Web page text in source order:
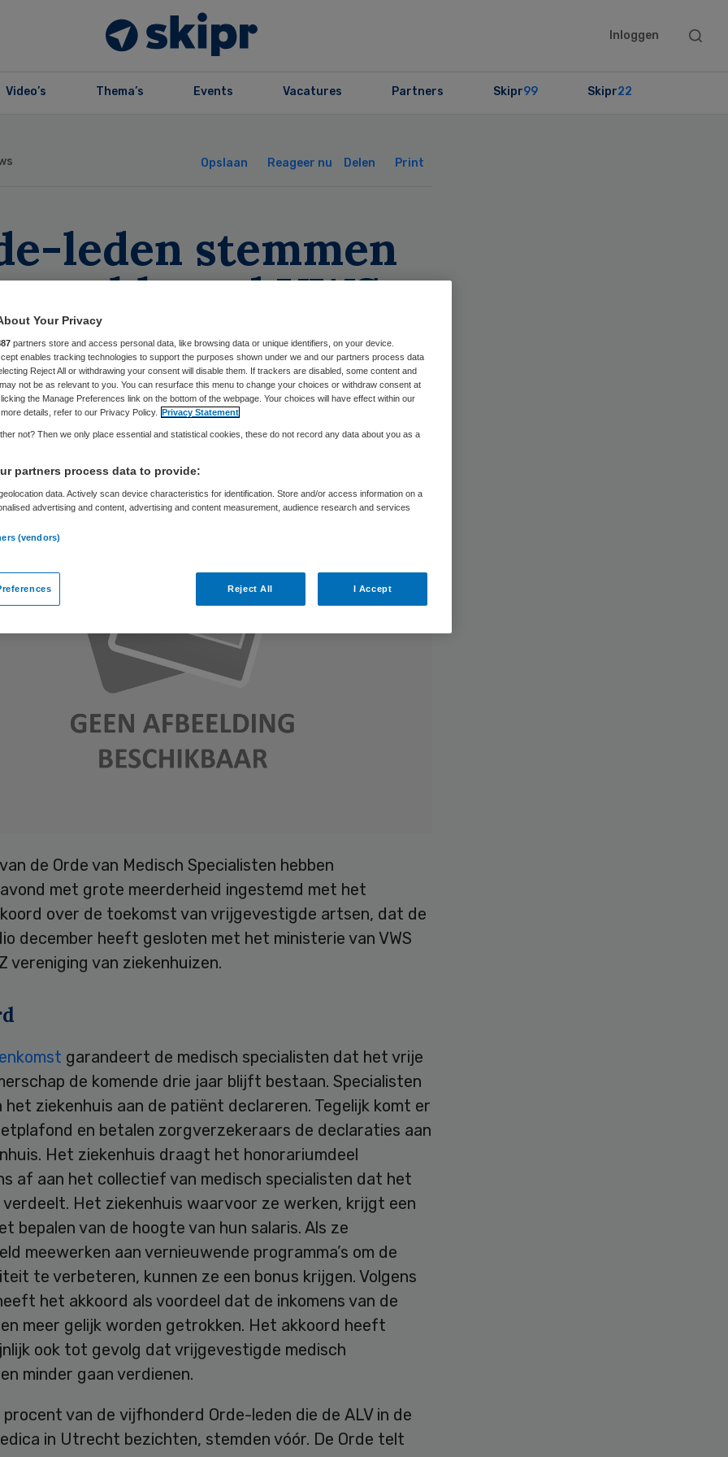
Inloggen
Search
Video’s Thema’s Events Vacatures Partners Skipr99 Skipr22
Opslaan Reageer nu Delen Print
leden stemmen
akkoord VWS
Ingrid Grutters 18 januari 2011,06:12
de Orde van Medisch Specialisten hebben
met grote meerderheid ingestemd met het
over de toekomst van vrijgevestigde artsen, dat de
december heeft gesloten met het ministerie van VWS
vereniging van ziekenhuizen.
garandeert de medisch specialisten dat het vrije
de komende drie jaar blijft bestaan. Specialisten
het ziekenhuis aan de patiënt declareren. Tegelijk komt er
en betalen zorgverzekeraars de declaraties aan
Het ziekenhuis draagt het honorariumdeel
af aan het collectief van medisch specialisten dat het
verdeelt. Het ziekenhuis waarvoor ze werken, krijgt een
bepalen van de hoogte van hun salaris. Als ze
meewerken aan vernieuwende programma’s om de
te verbeteren, kunnen ze een bonus krijgen. Volgens
het akkoord als voordeel dat de inkomens van de
meer gelijk worden getrokken. Het akkoord heeft
ook tot gevolg dat vrijgevestigde medisch
minder gaan verdienen.
van de vijfhonderd Orde-leden die de ALV in de
in Utrecht bezichten, stemden vóór. De Orde telt
Your Privacy
partners store and access personal data, like browsing data or unique identifiers, on your device.
enables tracking technologies to support the purposes shown under we and our partners process data
Reject All or withdrawing your consent will disable them. If trackers are disabled, some content and
not be as relevant to you. You can resurface this menu to change your choices or withdraw consent at
the Manage Preferences link on the bottom of the webpage. Your choices will have effect within our
details, refer to our Privacy Policy.
Privacy Statement
not? Then we only place essential and statistical cookies, these do not record any data about you as a
partners process data to provide:
data. Actively scan device characteristics for identification. Store and/or access information on a
advertising and content, advertising and content measurement, audience research and services
(vendors)
Reject All I Accept